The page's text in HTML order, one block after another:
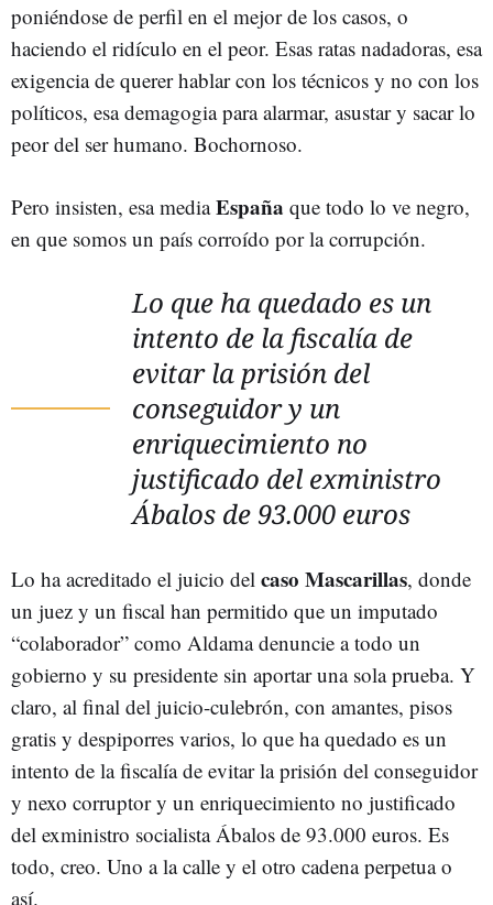
poniéndose de perfil en el mejor de los casos, o
haciendo el ridículo en el peor. Esas ratas nadadoras, esa
exigencia de querer hablar con los técnicos y no con los
políticos, esa demagogia para alarmar, asustar y sacar lo
peor del ser humano. Bochornoso.
Pero insisten, esa mediaEspaña que todo lo ve negro,
en que somos un país corroído por la corrupción.
Lo que ha quedado es un
intento de la fiscalía de
evitar la prisión del
conseguidor y un
enriquecimiento no
justificado del exministro
Ábalos de 93.000 euros
Lo ha acreditado el juicio del caso Mascarillas, donde
un juez y un fiscal han permitido que un imputado
“colaborador” como Aldama denuncie a todo un
gobierno y su presidente sin aportar una sola prueba. Y
claro, al final del juicio-culebrón, con amantes, pisos
gratis y despiporres varios, lo que ha quedado es un
intento de la fiscalía de evitar la prisión del conseguidor
y nexo corruptor y un enriquecimiento no justificado
del exministro socialista Ábalos de 93.000 euros. Es
todo, creo. Uno a la calle y el otro cadena perpetua o
así.